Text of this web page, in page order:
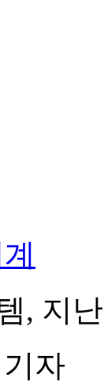
, 지
자